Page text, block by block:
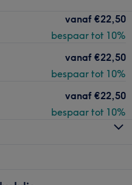
a relaxing beauty
to create the perfect
retreat from the busy city,
finished nails
you're popping in for a
the team ensures you
Deurne
vanaf €22,50
bespaar tot 10%
vanaf €22,50
bespaar tot 10%
vanaf €22,50
bespaar tot 10%